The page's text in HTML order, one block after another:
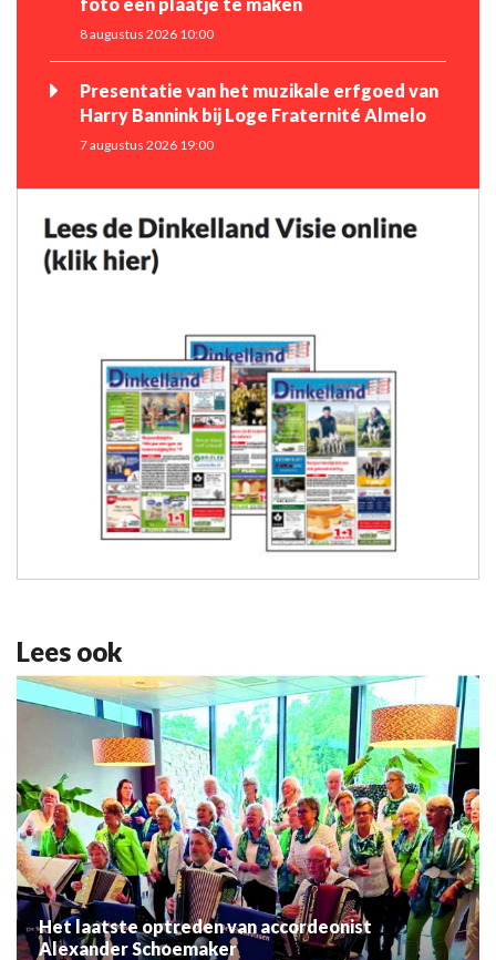
8 augustus 2026 10:00
Presentatie van het muzikale erfgoed van
Harry Bannink bij Loge Fraternité Almelo
7 augustus 2026 19:00
Lees ook
Het laatste optreden van accordeonist
Alexander Schoemaker